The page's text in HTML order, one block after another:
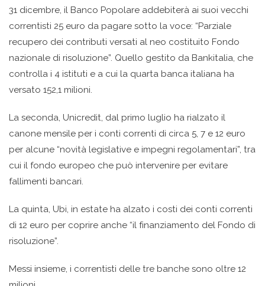
31 dicembre, il Banco Popolare addebiterà ai suoi vecchi
correntisti 25 euro da pagare sotto la voce: “Parziale
recupero dei contributi versati al neo costituito Fondo
nazionale di risoluzione”. Quello gestito da Bankitalia, che
controlla i 4 istituti e a cui la quarta banca italiana ha
versato 152,1 milioni.
La seconda, Unicredit, dal primo luglio ha rialzato il
canone mensile per i conti correnti di circa 5, 7 e 12 euro
per alcune “novità legislative e impegni regolamentari”, tra
cui il fondo europeo che può intervenire per evitare
fallimenti bancari.
La quinta, Ubi, in estate ha alzato i costi dei conti correnti
di 12 euro per coprire anche “il finanziamento del Fondo di
risoluzione”.
Messi insieme, i correntisti delle tre banche sono oltre 12